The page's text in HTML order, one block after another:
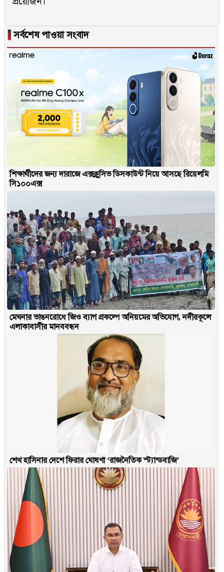
▐সর্বশেষ পাওয়া সংবাদ
শিক্ষার্থীদের জন্য দারাজে এক্সক্লুসিভ ডিসকাউন্ট নিয়ে আসছে রিয়েলমি
সি১০০এক্স
মেঘনার ভাঙনরোধে জিও ব্যাগ প্রকল্পে অনিয়মের অভিযোগ, নদীরকূলে
এলাকাবাসীর মানববন্ধন
শেখ হাসিনার দেশে ফিরার ঘোষণা ‘রাজনৈতিক স্ট্যান্ডবাজি’